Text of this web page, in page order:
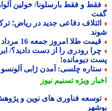
و فقط بارسلونا/ خولین
دفاعی جدید در ریاض؛
طلا امروز جمعه 16 مرداد 1405
رودری را از دست دادید؟/
دیومانده!
چلسی: آمدن ژابی آلونسو
ویژهتسنیم نیوز
فناوری های نوین و پژوهش